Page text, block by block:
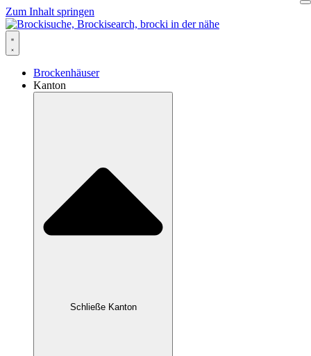
Zum Inhalt springen
Brockenhäuser
Kanton
Schließe Kanton